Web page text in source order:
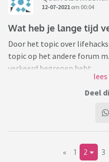
12-07-2021 om 00:04
Wat heb je lange tijd
Door het topic over
topic op het andere forum
verkeerd begrepen hebt.
Ik trap af met iets wat ik
zou heten (zoals Derrick in
Maar de serie zou letterlijk
Oftewel plaats delict of
Deel
« 1 2 3